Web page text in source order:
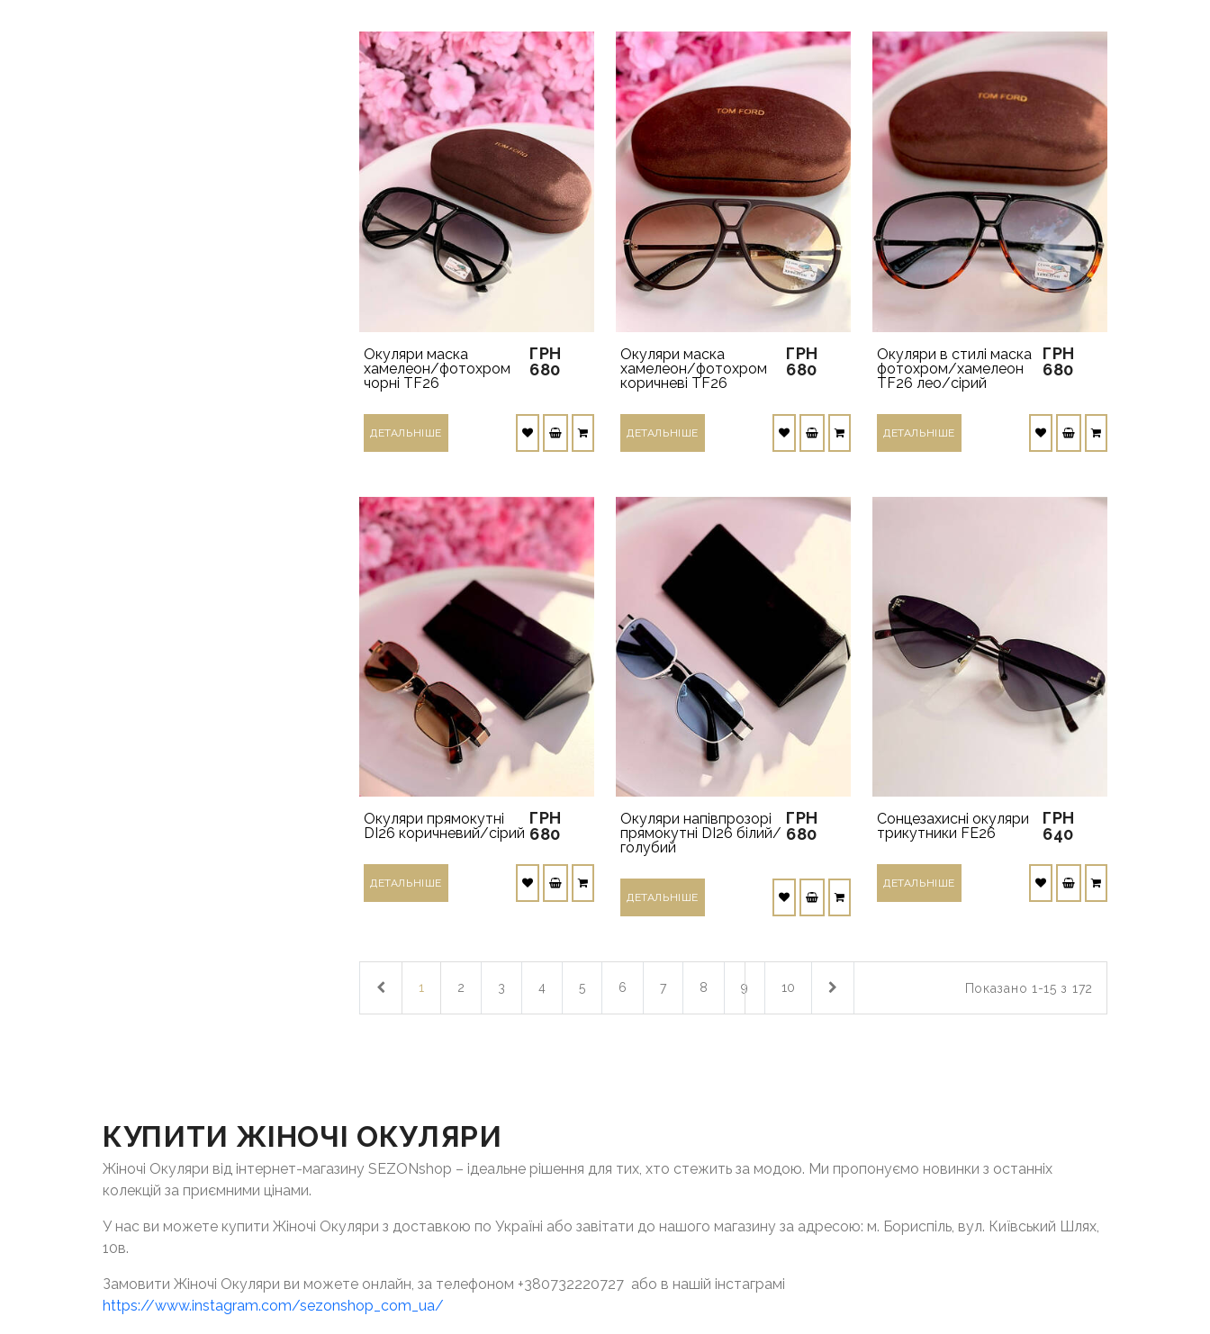
Окуляри маска
хамелеон/фотохром
чорні TF26
ГРН
680
ДЕТАЛЬНIШЕ
Окуляри маска
хамелеон/фотохром
коричневі TF26
ГРН
680
ДЕТАЛЬНIШЕ
Окуляри в стилі маска
фотохром/хамелеон
TF26 лео/сірий
ГРН
680
ДЕТАЛЬНIШЕ
Окуляри прямокутні
DI26 коричневий/сірий
ГРН
680
ДЕТАЛЬНIШЕ
Окуляри напівпрозорі
прямокутні DI26 білий/
голубий
ГРН
680
ДЕТАЛЬНIШЕ
Сонцезахисні окуляри
трикутники FE26
ГРН
640
ДЕТАЛЬНIШЕ
1 2 3 4 5 6 7 8 9 10 Показано 1-15 з 172
КУПИТИ ЖІНОЧІ ОКУЛЯРИ
Жіночі Окуляри від інтернет-магазину SEZONshop – ідеальне рішення для тих, хто стежить за модою. Ми пропонуємо новинки з останніх
колекцій за приємними цінами.
У нас ви можете купити Жіночі Окуляри з доставкою по Україні або завітати до нашого магазину за адресою: м. Бориспіль, вул. Київський Шлях,
10в.
Замовити Жіночі Окуляри ви можете онлайн, за телефоном +380732220727 або в нашій інстаграмі
https://www.instagram.com/sezonshop_com_ua/